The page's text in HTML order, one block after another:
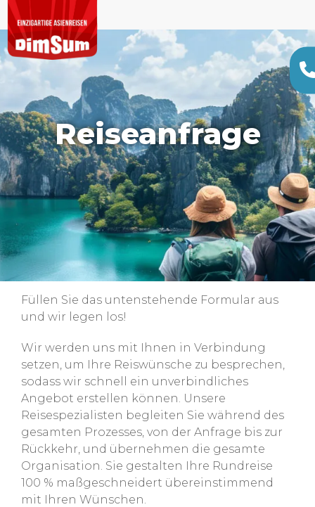
Reiseanfrage
Füllen Sie das untenstehende Formular aus
und wir legen los!
Wir werden uns mit Ihnen in Verbindung
setzen, um Ihre Reiswünsche zu besprechen,
sodass wir schnell ein unverbindliches
Angebot erstellen können. Unsere
Reisespezialisten begleiten Sie während des
gesamten Prozesses, von der Anfrage bis zur
Rückkehr, und übernehmen die gesamte
Organisation. Sie gestalten Ihre Rundreise
100 % maßgeschneidert übereinstimmend
mit Ihren Wünschen.